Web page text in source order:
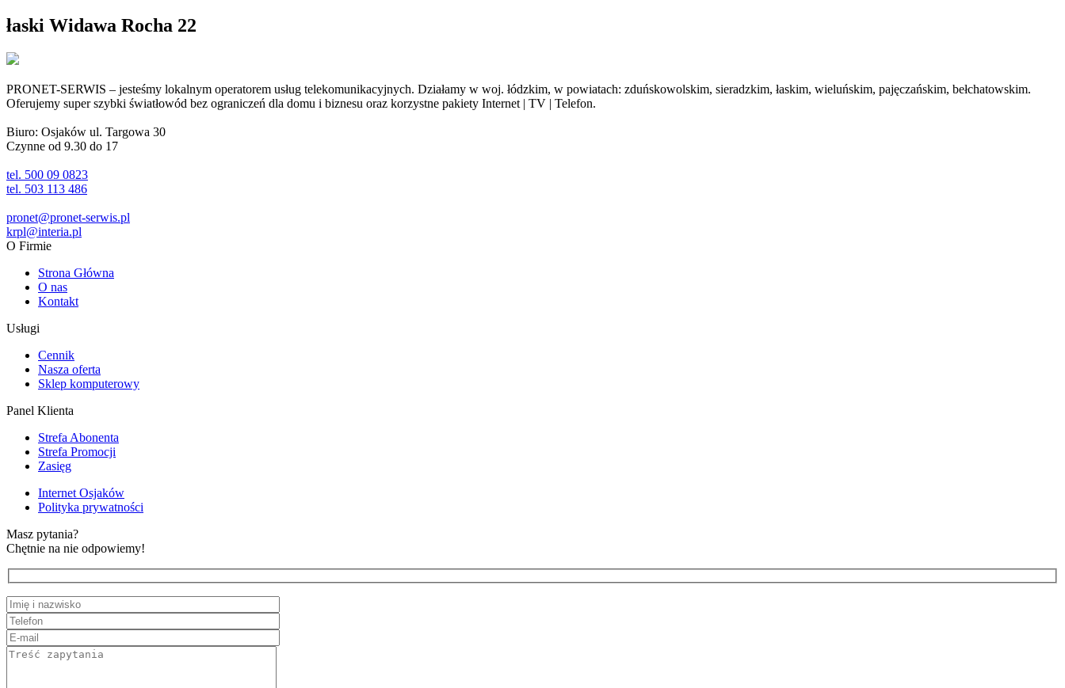
łaski Widawa Rocha 22
PRONET-SERWIS – jesteśmy lokalnym operatorem usług telekomunikacyjnych. Działamy w woj. łódzkim, w powiatach: zduńskowolskim, sieradzkim, łaskim, wieluńskim, pajęczańskim, bełchatowskim.
Oferujemy super szybki światłowód bez ograniczeń dla domu i biznesu oraz korzystne pakiety Internet | TV | Telefon.
Biuro: Osjaków ul. Targowa 30
Czynne od 9.30 do 17
tel. 500 09 0823
tel. 503 113 486
pronet@pronet-serwis.pl
krpl@interia.pl
O Firmie
Strona Główna
O nas
Kontakt
Usługi
Cennik
Nasza oferta
Sklep komputerowy
Panel Klienta
Strefa Abonenta
Strefa Promocji
Zasięg
Internet Osjaków
Polityka prywatności
Masz pytania?
Chętnie na nie odpowiemy!